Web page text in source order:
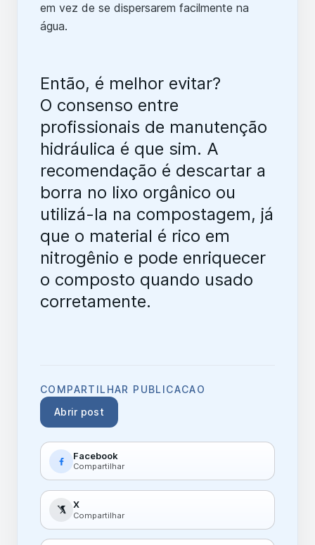
em vez de se dispersarem facilmente na
água.
Então, é melhor evitar?
O consenso entre
profissionais de manutenção
hidráulica é que sim. A
recomendação é descartar a
borra no lixo orgânico ou
utilizá-la na compostagem, já
que o material é rico em
nitrogênio e pode enriquecer
o composto quando usado
corretamente.
COMPARTILHAR PUBLICACAO
Abrir post
Facebook
Compartilhar
X
Compartilhar